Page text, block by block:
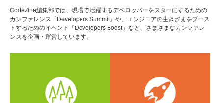
CodeZine編集部では、現場で活躍するデベロッパーをスターにするための
カンファレンス「Developers Summit」や、エンジニアの生きざまをブース
トするためのイベント「Developers Boost」など、さまざまなカンファレ
ンスを企画・運営しています。